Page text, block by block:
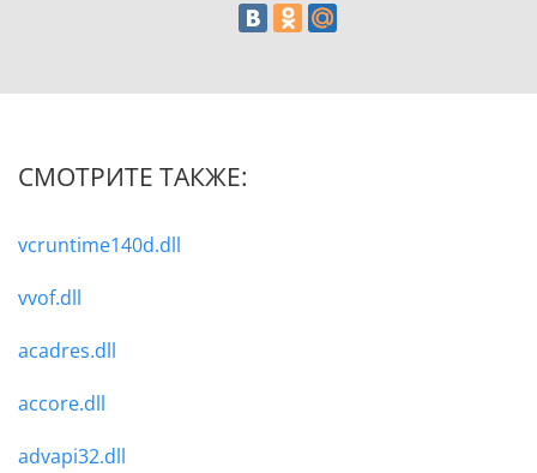
СМОТРИТЕ ТАКЖЕ:
vcruntime140d.dll
vvof.dll
acadres.dll
accore.dll
advapi32.dll